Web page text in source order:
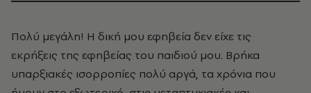
Πολύ μεγάλη! Η δική μου εφηβεία δεν είχε τις
εκρήξεις της εφηβείας του παιδιού μου. Βρήκα
υπαρξιακές ισορροπίες πολύ αργά, τα χρόνια που